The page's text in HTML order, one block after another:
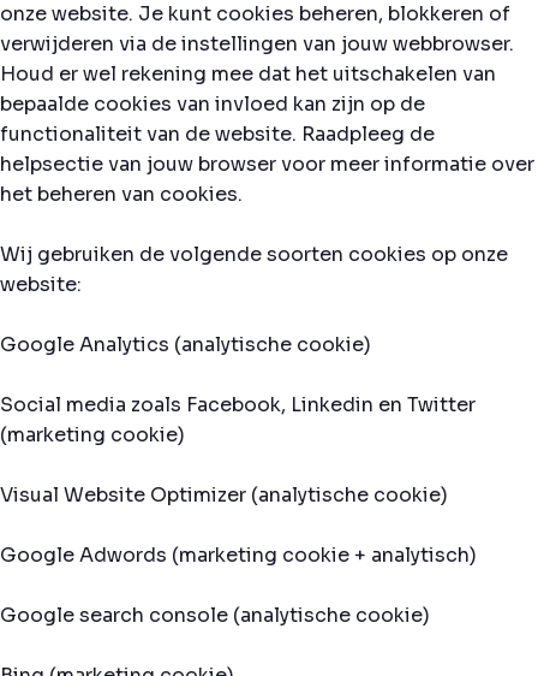
onze website. Je kunt cookies beheren, blokkeren of
verwijderen via de instellingen van jouw webbrowser.
Houd er wel rekening mee dat het uitschakelen van
bepaalde cookies van invloed kan zijn op de
functionaliteit van de website. Raadpleeg de
helpsectie van jouw browser voor meer informatie over
het beheren van cookies.
Wij gebruiken de volgende soorten cookies op onze
website:
Google Analytics (analytische cookie)
Social media zoals Facebook, Linkedin en Twitter
(marketing cookie)
Visual Website Optimizer (analytische cookie)
Google Adwords (marketing cookie + analytisch)
Google search console (analytische cookie)